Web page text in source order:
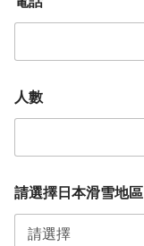
人數
請選擇日本滑雪地區